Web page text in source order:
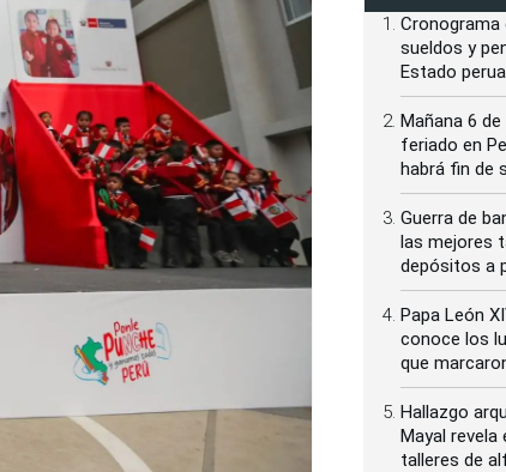
Cronograma
sueldos y
Estado
Mañana 6
feriado en
habrá fin de
Guerra de
las mejores
depósitos a
Papa León
conoce los
que
Hallazgo
Mayal revela
talleres de